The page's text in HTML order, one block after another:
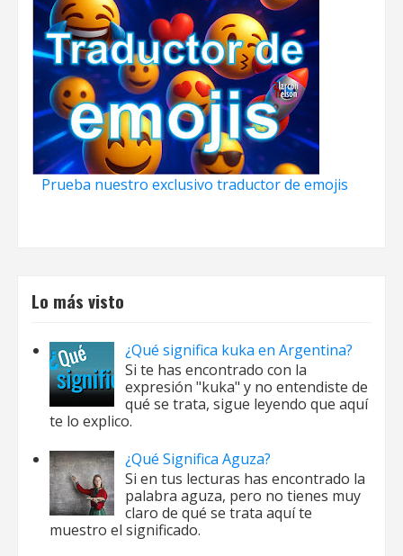
Prueba nuestro exclusivo traductor de emojis
Lo más visto
¿Qué significa kuka en Argentina?
Si te has encontrado con la
expresión "kuka" y no entendiste de
qué se trata, sigue leyendo que aquí
te lo explico.
¿Qué Significa Aguza?
Si en tus lecturas has encontrado la
palabra aguza, pero no tienes muy
claro de qué se trata aquí te
muestro el significado.